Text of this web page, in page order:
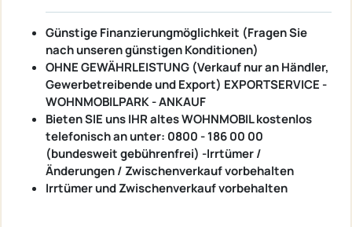
Günstige Finanzierungmöglichkeit (Fragen Sie
nach unseren günstigen Konditionen)
OHNE GEWÄHRLEISTUNG (Verkauf nur an Händler,
Gewerbetreibende und Export) EXPORTSERVICE -
WOHNMOBILPARK - ANKAUF
Bieten SIE uns IHR altes WOHNMOBIL kostenlos
telefonisch an unter: 0800 - 186 00 00
(bundesweit gebührenfrei) -Irrtümer /
Änderungen / Zwischenverkauf vorbehalten
Irrtümer und Zwischenverkauf vorbehalten